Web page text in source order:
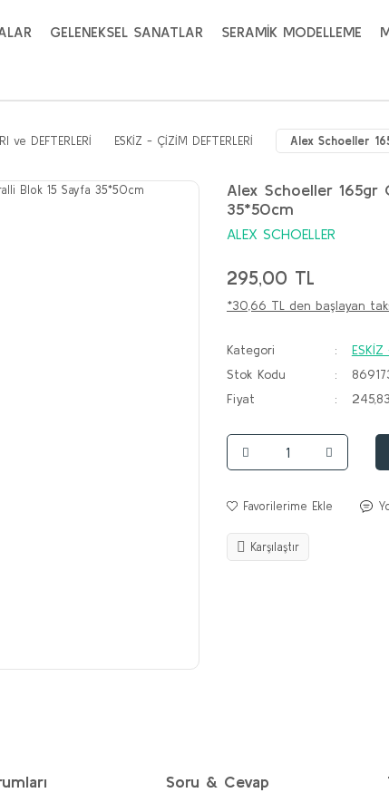
GELENEKSEL SANATLAR SERAMİK MODELLEME
ve DEFTERLERİ ESKİZ - ÇİZİM DEFTERLERİ Alex Schoeller
Alex Schoeller 165gr
35*50cm
ALEX SCHOELLER
295,00 TL
*30,66 TL den başlayan
Kategori
ESKİZ
Stok Kodu
Fiyat
Karşılaştır
Soru & Cevap